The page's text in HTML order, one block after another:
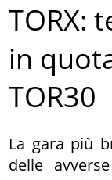
TORX:
in
TOR30
La gara più
delle